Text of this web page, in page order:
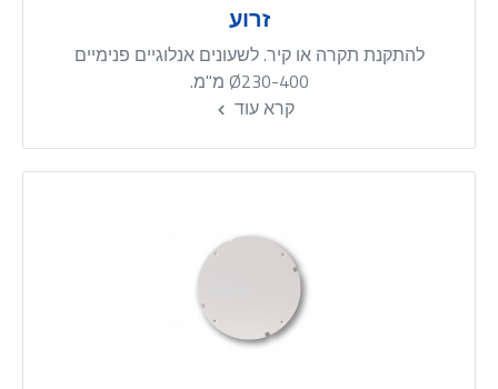
זרוע
להתקנת תקרה או קיר. לשעונים אנלוגיים פנימיים
Ø230-400 מ"מ.
קרא עוד